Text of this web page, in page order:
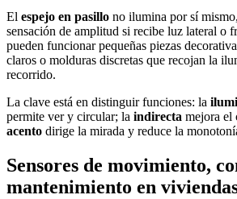
El espejo en pasillo no ilumina por sí
sensación de amplitud si recibe luz lateral o
pueden funcionar pequeñas piezas
claros o molduras discretas que recojan la
recorrido.
La clave está en distinguir funciones: la
permite ver y circular; la indirecta mejora el
acento dirige la mirada y reduce la
Sensores de movimiento,
mantenimiento en